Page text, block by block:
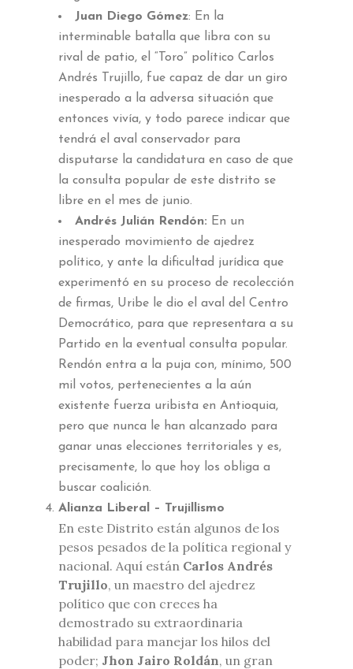
Juan Diego Gómez: En la
interminable batalla que libra con su
rival de patio, el “Toro” político Carlos
Andrés Trujillo, fue capaz de dar un giro
inesperado a la adversa situación que
entonces vivía, y todo parece indicar que
tendrá el aval conservador para
disputarse la candidatura en caso de que
la consulta popular de este distrito se
libre en el mes de junio.
Andrés Julián Rendón: En un
inesperado movimiento de ajedrez
político, y ante la dificultad jurídica que
experimentó en su proceso de recolección
de firmas, Uribe le dio el aval del Centro
Democrático, para que representara a su
Partido en la eventual consulta popular.
Rendón entra a la puja con, mínimo, 500
mil votos, pertenecientes a la aún
existente fuerza uribista en Antioquia,
pero que nunca le han alcanzado para
ganar unas elecciones territoriales y es,
precisamente, lo que hoy los obliga a
buscar coalición.
Alianza Liberal – Trujillismo
En este Distrito están algunos de los
pesos pesados de la política regional y
nacional. Aquí están Carlos Andrés
Trujillo, un maestro del ajedrez
político que con creces ha
demostrado su extraordinaria
habilidad para manejar los hilos del
poder; Jhon Jairo Roldán, un gran